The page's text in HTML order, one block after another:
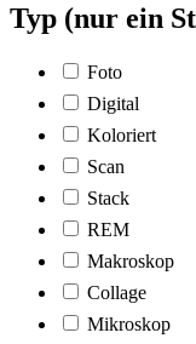
Typ (nur ein
Foto
Digital
Koloriert
Scan
Stack
REM
Makroskop
Collage
Mikroskop